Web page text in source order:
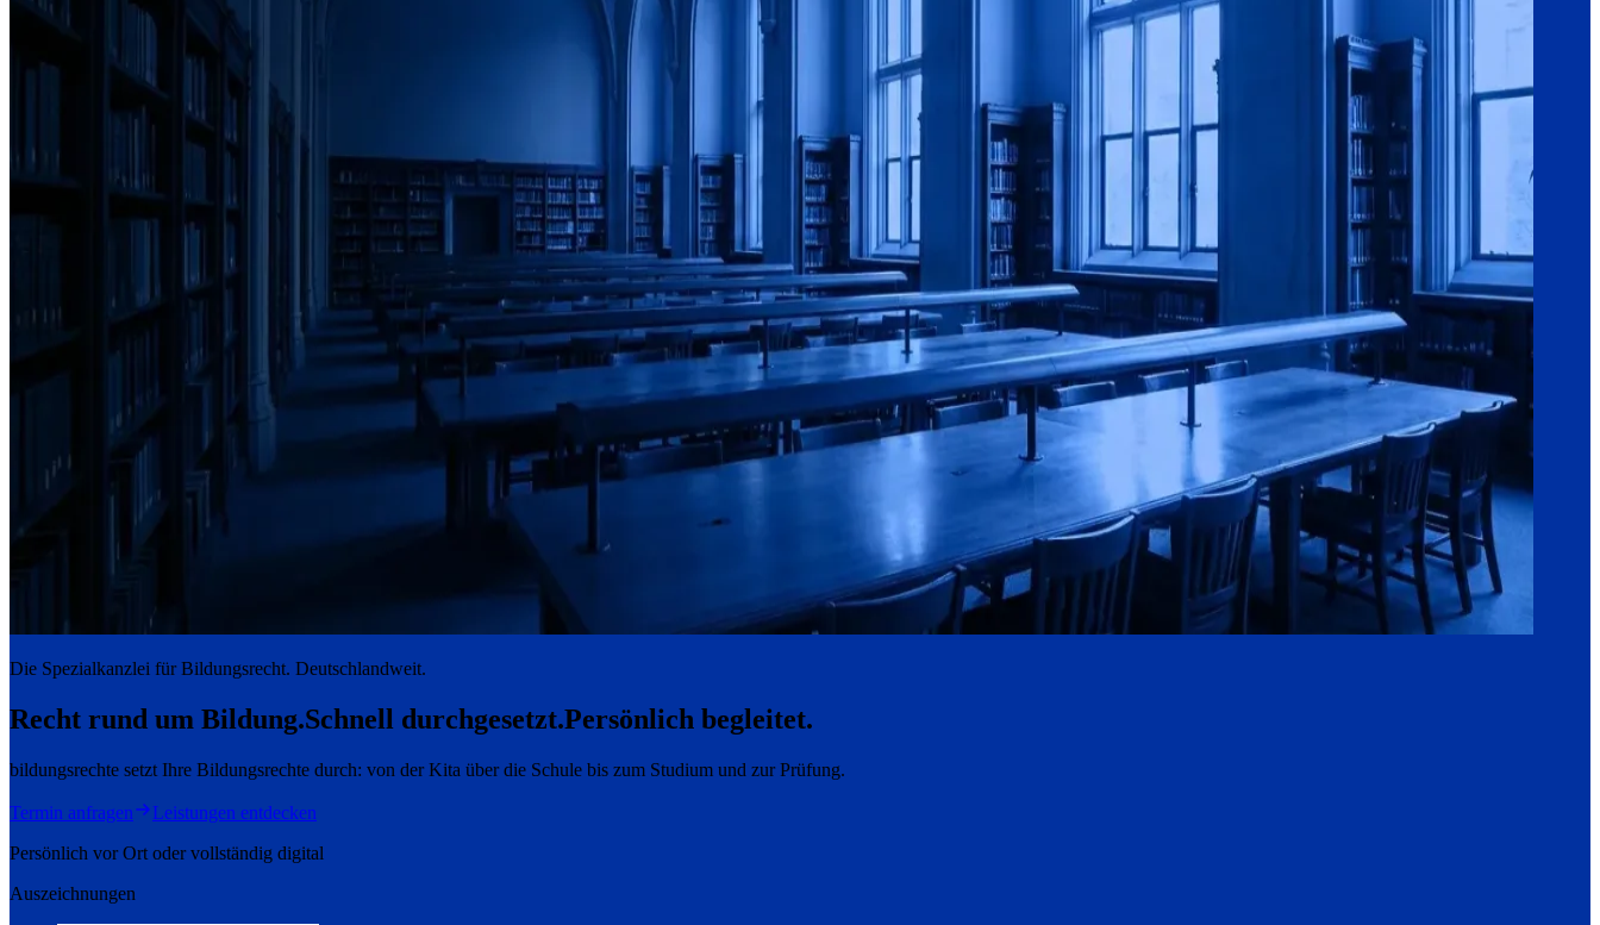
Die Spezialkanzlei für Bildungsrecht. Deutschlandweit.
Recht rund um Bildung.Schnell durchgesetzt.Persönlich begleitet.
bildungsrechte setzt Ihre Bildungsrechte durch: von der Kita über die Schule bis zum Studium und zur Prüfung.
Termin anfragen
Leistungen entdecken
Persönlich vor Ort oder vollständig digital
Auszeichnungen